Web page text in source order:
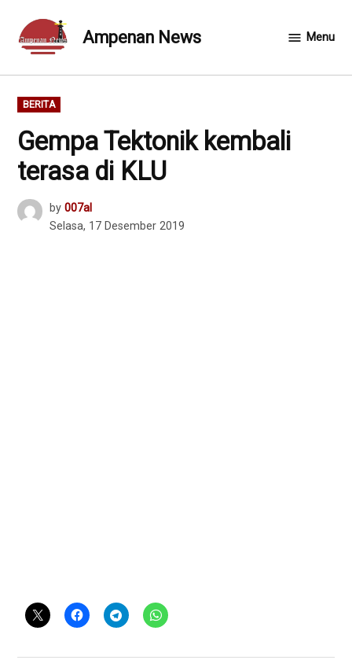
content
Ampenan News Menu
POSTED
IN
BERITA
Gempa Tektonik kembali
terasa di KLU
by 007al
Selasa, 17 Desember 2019